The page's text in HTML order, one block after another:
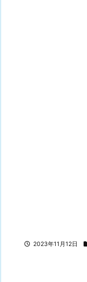
2023年11月12日